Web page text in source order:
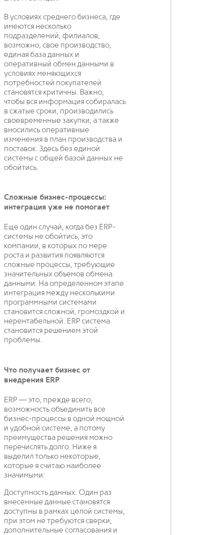
В условиях среднего бизнеса, где
имеются несколько
подразделений, филиалов,
возможно, свое производство,
единая база данных и
оперативный обмен данными в
условиях меняющихся
потребностей покупателей
становятся критичны. Важно,
чтобы вся информация собиралась
в сжатые сроки, производились
своевременные закупки, а также
вносились оперативные
изменения в план производства и
поставок. Здесь без единой
системы с общей базой данных не
обойтись.
Сложные бизнес-процессы:
интеграция уже не помогает
Еще один случай, когда без ERP-
системы не обойтись, это
компании, в которых по мере
роста и развития появляются
сложные процессы, требующие
значительных объемов обмена
данными. На определенном этапе
интеграция между несколькими
программными системами
становится сложной, громоздкой и
нерентабельной. ERP система
становится решением этой
проблемы.
Что получает бизнес от
внедрения ERP
ERP — это, прежде всего,
возможность объединить все
бизнес-процессы в одной мощной
и удобной системе, а потому
преимущества решения можно
перечислять долго. Ниже я
выделил только некоторые,
которые я считаю наиболее
значимыми:
Доступность данных. Один раз
внесенные данные становятся
доступны в рамках целой системы,
при этом не требуются сверки,
дополнительные согласования и